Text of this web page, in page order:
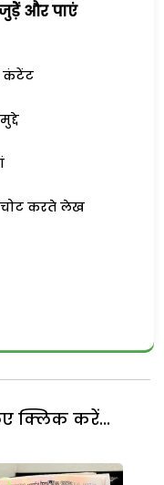
और पाएं
कंटेंट
करते लेख
क्लिक करें...